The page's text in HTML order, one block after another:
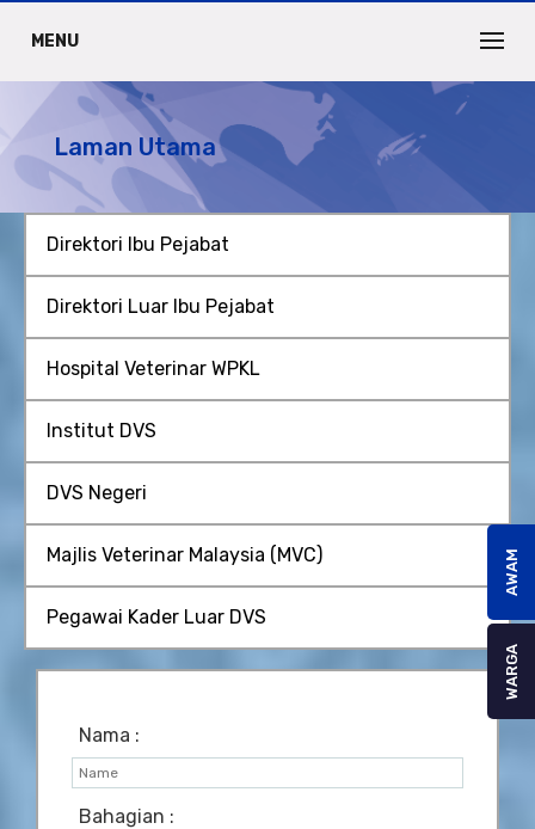
MENU
Laman Utama
Direktori Ibu Pejabat
Direktori Luar Ibu Pejabat
Hospital Veterinar WPKL
Institut DVS
DVS Negeri
Majlis Veterinar Malaysia (MVC)
Pegawai Kader Luar DVS
Nama :
Bahagian :
AWAM
WARGA